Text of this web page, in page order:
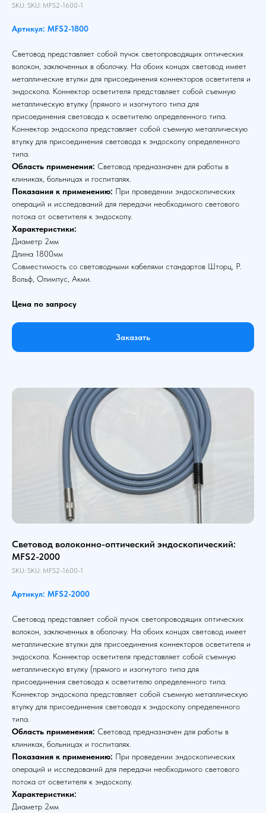
SKU: SKU: MFS2-1600-1
Артикул: MFS2-1800
Световод представляет собой пучок светопроводящих оптических
волокон, заключенных в оболочку. На обоих концах световод имеет
металлические втулки для присоединения коннекторов осветителя и
эндоскопа. Коннектор осветителя представляет собой съемную
металлическую втулку (прямого и изогнутого типа для
присоединения световода к осветителю определенного типа.
Коннектор эндоскопа представляет собой съемную металлическую
втулку для присоединения световода к эндоскопу определенного
типа.
Область применения: Световод предназначен для работы в
клиниках, больницах и госпиталях.
Показания к применению: При проведении эндоскопических
операций и исследований для передачи необходимого светового
потока от осветителя к эндоскопу.
Характеристики:
Диаметр 2мм
Длина 1800мм
Совместимость со световодными кабелями стандартов Шторц, Р.
Вольф, Олимпус, Акми.
Цена по запросу
Заказать
Световод волоконно-оптический эндоскопический:
MFS2-2000
SKU: SKU: MFS2-1600-1
Артикул: MFS2-2000
Световод представляет собой пучок светопроводящих оптических
волокон, заключенных в оболочку. На обоих концах световод имеет
металлические втулки для присоединения коннекторов осветителя и
эндоскопа. Коннектор осветителя представляет собой съемную
металлическую втулку (прямого и изогнутого типа для
присоединения световода к осветителю определенного типа.
Коннектор эндоскопа представляет собой съемную металлическую
втулку для присоединения световода к эндоскопу определенного
типа.
Область применения: Световод предназначен для работы в
клиниках, больницах и госпиталях.
Показания к применению: При проведении эндоскопических
операций и исследований для передачи необходимого светового
потока от осветителя к эндоскопу.
Характеристики:
Диаметр 2мм